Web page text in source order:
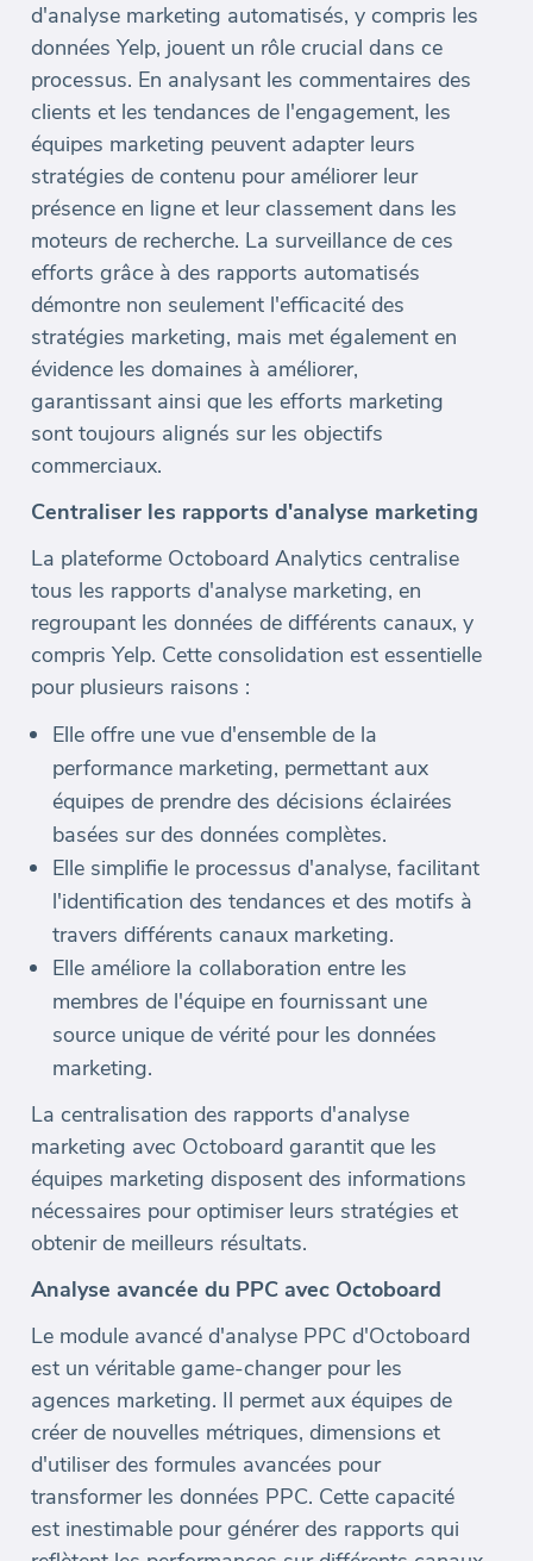
d'analyse marketing automatisés, y compris les
données Yelp, jouent un rôle crucial dans ce
processus. En analysant les commentaires des
clients et les tendances de l'engagement, les
équipes marketing peuvent adapter leurs
stratégies de contenu pour améliorer leur
présence en ligne et leur classement dans les
moteurs de recherche. La surveillance de ces
efforts grâce à des rapports automatisés
démontre non seulement l'efficacité des
stratégies marketing, mais met également en
évidence les domaines à améliorer,
garantissant ainsi que les efforts marketing
sont toujours alignés sur les objectifs
commerciaux.
Centraliser les rapports d'analyse marketing
La plateforme Octoboard Analytics centralise
tous les rapports d'analyse marketing, en
regroupant les données de différents canaux, y
compris Yelp. Cette consolidation est essentielle
pour plusieurs raisons :
Elle offre une vue d'ensemble de la
performance marketing, permettant aux
équipes de prendre des décisions éclairées
basées sur des données complètes.
Elle simplifie le processus d'analyse, facilitant
l'identification des tendances et des motifs à
travers différents canaux marketing.
Elle améliore la collaboration entre les
membres de l'équipe en fournissant une
source unique de vérité pour les données
marketing.
La centralisation des rapports d'analyse
marketing avec Octoboard garantit que les
équipes marketing disposent des informations
nécessaires pour optimiser leurs stratégies et
obtenir de meilleurs résultats.
Analyse avancée du PPC avec Octoboard
Le module avancé d'analyse PPC d'Octoboard
est un véritable game-changer pour les
agences marketing. Il permet aux équipes de
créer de nouvelles métriques, dimensions et
d'utiliser des formules avancées pour
transformer les données PPC. Cette capacité
est inestimable pour générer des rapports qui